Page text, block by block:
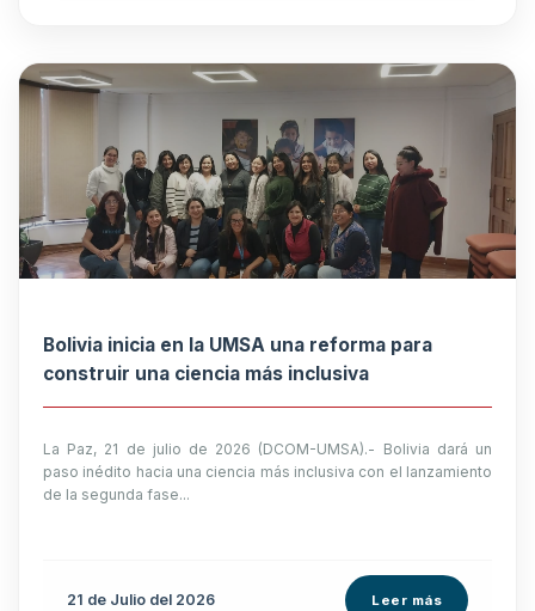
Bolivia inicia en la UMSA una reforma para
construir una ciencia más inclusiva
La Paz, 21 de julio de 2026 (DCOM-UMSA).- Bolivia dará un
paso inédito hacia una ciencia más inclusiva con el lanzamiento
de la segunda fase...
21 de Julio del 2026 Leer más